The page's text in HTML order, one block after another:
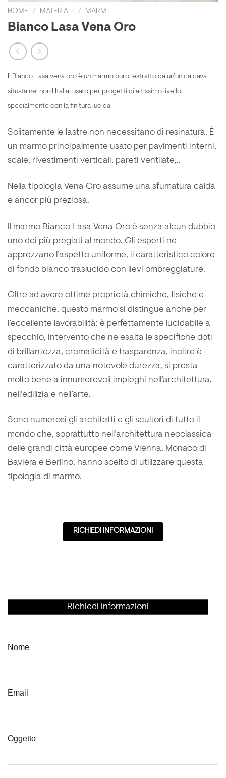
HOME / MATERIALI / MARMI
Bianco Lasa Vena Oro
Il Bianco Lasa vena oro è un marmo puro, estratto da un’unica cava
situata nel nord Italia, usato per progetti di altissimo livello,
specialmente con la finitura lucida.
Solitamente le lastre non necessitano di resinatura. È
un marmo principalmente usato per pavimenti interni,
scale, rivestimenti verticali, pareti ventilate,..
Nella tipologia Vena Oro assume una sfumatura calda
e ancor più preziosa.
Il marmo Bianco Lasa Vena Oro è senza alcun dubbio
uno dei più pregiati al mondo. Gli esperti ne
apprezzano l’aspetto uniforme, il caratteristico colore
di fondo bianco traslucido con lievi ombreggiature.
Oltre ad avere ottime proprietà chimiche, fisiche e
meccaniche, questo marmo si distingue anche per
l’eccellente lavorabilità: è perfettamente lucidabile a
specchio, intervento che ne esalta le specifiche doti
di brillantezza, cromaticità e trasparenza, inoltre è
caratterizzato da una notevole durezza, si presta
molto bene a innumerevoli impieghi nell’architettura,
nell’edilizia e nell’arte.
Sono numerosi gli architetti e gli scultori di tutto il
mondo che, soprattutto nell’architettura neoclassica
delle grandi città europee come Vienna, Monaco di
Baviera e Berlino, hanno scelto di utilizzare questa
tipologia di marmo.
RICHIEDI INFORMAZIONI
Richiedi informazioni
Nome
Email
Oggetto